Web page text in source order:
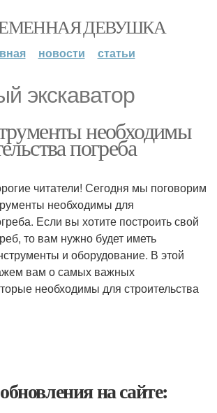
ДЕВУШКА
новости статьи
экскаватор
необходимы
погреба
читатели! Сегодня мы поговорим
необходимы для
Если вы хотите построить свой
то вам нужно будет иметь
и оборудование. В этой
вам о самых важных
необходимы для строительства
на сайте: